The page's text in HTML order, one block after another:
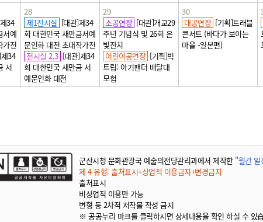
34
서예
가전
34
서
28
제1전시실 [대관]제34
회 대한민국 새만금서예
문인화 대전 초대작가전
전시실 2,3 [대관]제34
회 대한민국 새만금 서
예문인화 대전
29
소공연장 [대관]개교29
주년 기념식 및 26회 은
빛잔치
어린이공연장 [기획]빅
트립: 아기팬더 배달대
모험
30
대공연장 [기획]트래블
콘서트 (바다가 보이는
마을 -일본편)
군산시청 문화관광국 예술의전당관리과에서 제작한 "월간 일
제 4 유형: 출처표시+상업적 이용금지+변경금지
출처표시
비상업적 이용만 가능
변형 등 2차적 저작물 작성 금지
※ 공공누리 마크를 클릭하시면 상세내용을 확인 하실 수 있